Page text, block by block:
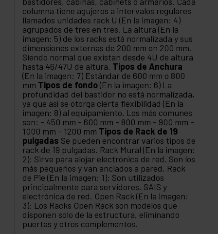
columna tiene agujeros a intervalos regulares
llamados unidades rack U (En la imagen: 4)
agrupados de tres en tres. La altura (En la
imagen: 5) de los racks está normalizada y sus
dimensiones externas de 200 mm en 200 mm.
Siendo normal que existan desde 4U de altura
hasta 46/47U de altura. Tipos de Anchura
(En la imagen: 7) Estándar de 600 mm o 800
mm Tipos de fondo(En la imagen: 6) La
profundidad del bastidor no está normalizada,
ya que así se otorga cierta flexibilidad (En la
imagen: 8) al equipamiento. Los más comunes
son: - 450 mm - 600 mm - 800 mm - 900 mm -
1000 mm - 1200 mm Tipos de Rack de 19
pulgadas Se pueden encontrar varios tipos de
rack de 19 pulgadas. Rack Mural (En la imagen:
2): Sirve para alojar electrónica de red. Son los
más pequeños y van anclados a pared. Rack
de Pie (En la imagen: 1): Son utilizados
principalmente para servidores, SAIS y
electrónica de red. Open Rack (En la imagen:
3): Los Racks Open Rack son modelos que
disponen solo de la estructura, eliminando
puertas y otros complementos.